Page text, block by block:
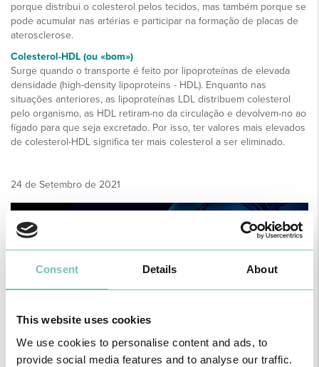
Consent Details About
This website uses cookies
We use cookies to personalise content and ads, to
provide social media features and to analyse our traffic.
porque distribui o colesterol pelos tecidos, mas também porque se
pode acumular nas artérias e participar na formação de placas de
aterosclerose.
Colesterol-HDL (ou «bom»)
Surge quando o transporte é feito por lipoproteínas de elevada
densidade (high-density lipoproteins - HDL). Enquanto nas
situações anteriores, as lipoproteínas LDL distribuem colesterol
pelo organismo, as HDL retiram-no da circulação e devolvem-no ao
fígado para que seja excretado. Por isso, ter valores mais elevados
de colesterol-HDL significa ter mais colesterol a ser eliminado.
24 de Setembro de 2021